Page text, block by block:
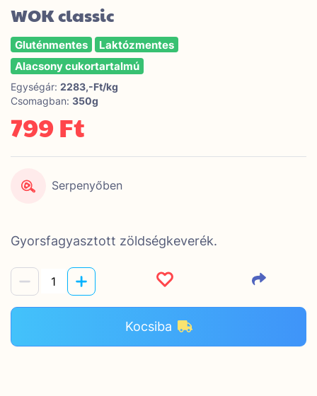
WOK classic
Gluténmentes
Laktózmentes
Alacsony cukortartalmú
Egységár: 2283,-Ft/kg
Csomagban: 350g
799 Ft
Serpenyőben
Gyorsfagyasztott zöldségkeverék.
Kocsiba